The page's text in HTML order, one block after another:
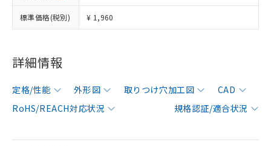
標準価格(税別) ¥ 1,960
詳細情報
定格/性能 外形図 取りつけ穴加工図
CAD
RoHS/REACH対応状況
規格認証/適合状況